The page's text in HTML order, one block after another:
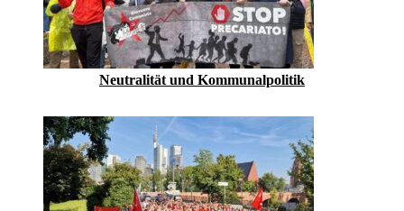
Neutralität und Kommunalpolitik